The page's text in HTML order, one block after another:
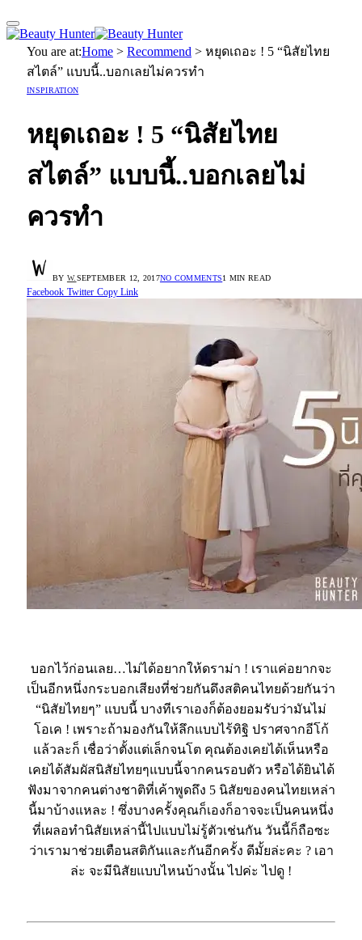
You are at:Home > Recommend > หยุดเถอะ ! 5 “นิสัยไทย
สไตล์” แบบนี้..บอกเลยไม่ควรทำ
INSPIRATION
หยุดเถอะ ! 5 “นิสัยไทย
สไตล์” แบบนี้..บอกเลยไม่
ควรทำ
BY W.SEPTEMBER 12, 2017NO COMMENTS1 MIN READ
Facebook Twitter Copy Link
บอกไว้ก่อนเลย…ไม่ได้อยากให้ดราม่า ! เราแค่อยากจะ
เป็นอีกหนึ่งกระบอกเสียงที่ช่วยกันดึงสติคนไทยด้วยกันว่า
“นิสัยไทยๆ” แบบนี้ บางทีเราเองก็ต้องยอมรับว่ามันไม่
โอเค ! เพราะถ้ามองกันให้ลึกแบบไร้ทิฐิ ปราศจากอีโก้
แล้วละก็ เชื่อว่าตั้งแต่เล็กจนโต คุณต้องเคยได้เห็นหรือ
เคยได้สัมผัสนิสัยไทยๆแบบนี้จากคนรอบตัว หรือได้ยินได้
ฟังมาจากคนต่างชาติที่เค้าพูดถึง 5 นิสัยของคนไทยเหล่า
นี้มาบ้างแหละ ! ซึ่งบางครั้งคุณก็เองก็อาจจะเป็นคนหนึ่ง
ที่เผลอทำนิสัยเหล่านี้ไปแบบไม่รู้ตัวเช่นกัน วันนี้ก็ถือซะ
ว่าเรามาช่วยเตือนสติกันและกันอีกครั้ง ดีมั้ยล่ะคะ ? เอา
ล่ะ จะมีนิสัยแบบไหนบ้างนั้น ไปค่ะ ไปดู !